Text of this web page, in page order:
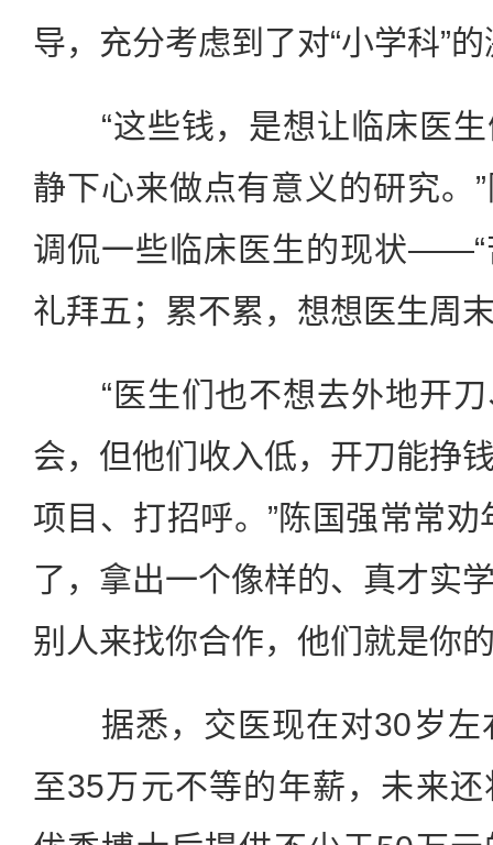
导，充分考虑到了对“小学科”
“这些钱，是想让临床医生
静下心来做点有意义的研究。
调侃一些临床医生的现状——“
礼拜五；累不累，想想医生周
“医生们也不想去外地开刀
会，但他们收入低，开刀能挣
项目、打招呼。”陈国强常常劝
了，拿出一个像样的、真才实
别人来找你合作，他们就是你
据悉，交医现在对30岁左
至35万元不等的年薪，未来